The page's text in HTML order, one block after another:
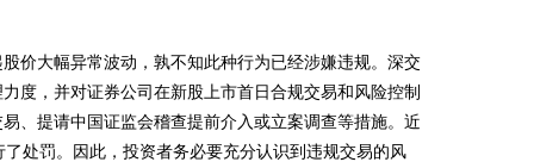
大幅异常波动，孰不知此种行为已经涉嫌违规。深交
度，并对证券公司在新股上市首日合规交易和风险控制
、提请中国证监会稽查提前介入或立案调查等措施。近
处罚。因此，投资者务必要充分认识到违规交易的风